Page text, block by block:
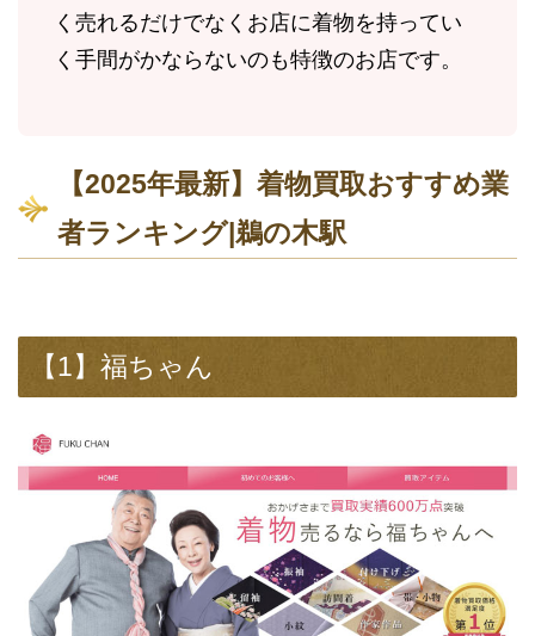
く売れるだけでなくお店に着物を持ってい
く手間がかならないのも特徴のお店です。
【2025年最新】着物買取おすすめ業
者ランキング|鵜の木駅
【1】福ちゃん